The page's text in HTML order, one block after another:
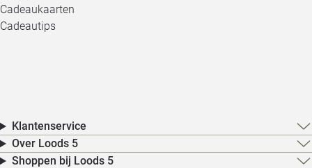
Cadeaukaarten
Cadeautips
Klantenservice
Over Loods 5
Shoppen bij Loods 5